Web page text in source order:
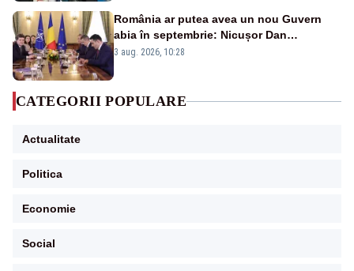
România ar putea avea un nou Guvern
abia în septembrie: Nicușor Dan
pregătește noi consultări cu partidele
3 aug. 2026, 10:28
CATEGORII POPULARE
Actualitate
Politica
Economie
Social